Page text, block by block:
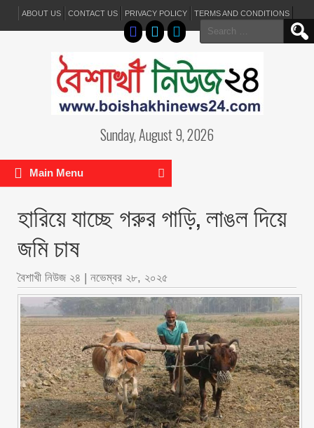
ABOUT US CONTACT US PRIVACY POLICY TERMS AND CONDITIONS
Search
for:
Sunday, August 9, 2026
Main Menu
হারিয়ে যাচ্ছে গরুর গাড়ি, লাঙল দিয়ে
জমি চাষ
বৈশাখী নিউজ ২৪ | নভেম্বর ২৮, ২০২৫